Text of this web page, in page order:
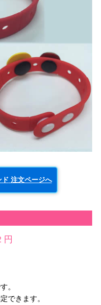
ド 注文ページへ
円
。
できます。